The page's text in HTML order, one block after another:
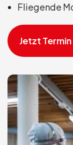
Fliegende
Jetzt